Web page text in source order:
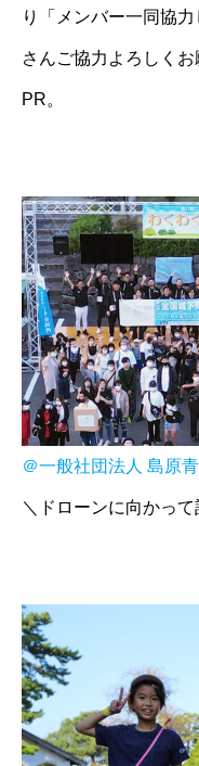
り「メンバー一同協
さんご協力よろしく
PR。
＠一般社団法人 島原
＼ドローンに向かって